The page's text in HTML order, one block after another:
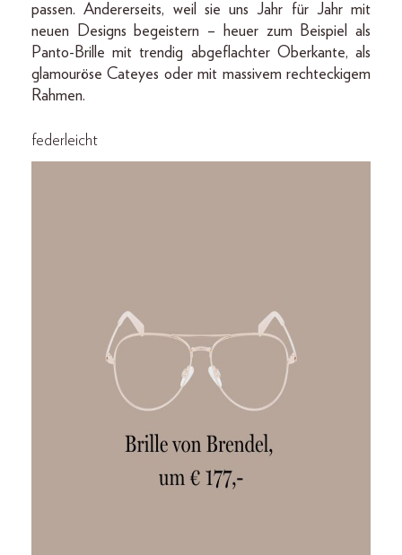
passen. Andererseits, weil sie uns Jahr für Jahr mit
neuen Designs begeistern – heuer zum Beispiel als
Panto-Brille mit trendig abgeflachter Oberkante, als
glamouröse Cateyes oder mit massivem rechteckigem
Rahmen.
federleicht